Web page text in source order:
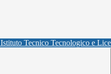
Istituto Tecnico Tecnologico e